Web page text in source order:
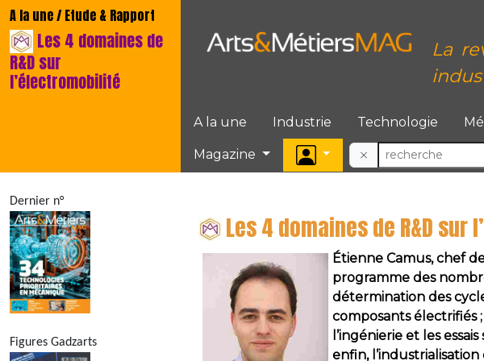
A la une / Etude & Rapport
Les 4 domaines de
R&D sur
l’électromobilité
La
A la une Industrie Technologie
Magazine
Dernier n°
Figures Gadzarts
Les 4 domaines de R&D
Étienne Camus, chef
programme des
détermination des
composants électrifiés
l’ingénierie et les
enfin,